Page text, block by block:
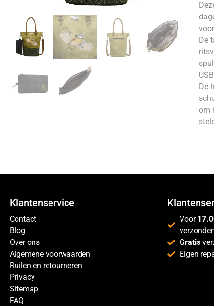
De
De
om
Klantenservice
Contact
Blog
Over ons
Algemene voorwaarden
Ruilen en retourneren
Privacy
Sitemap
FAQ
Voor
Gratis
Eigen